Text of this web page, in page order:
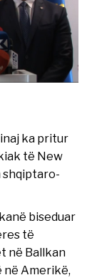
ka pritur
të New
shqiptaro-
biseduar
të
në Ballkan
në Amerikë,